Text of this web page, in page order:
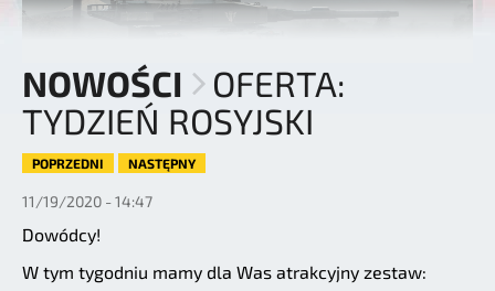
NOWOŚCI
OFERTA:
TYDZIEŃ ROSYJSKI
POPRZEDNI NASTĘPNY
11/19/2020 - 14:47
Dowódcy!
W tym tygodniu mamy dla Was atrakcyjny zestaw: